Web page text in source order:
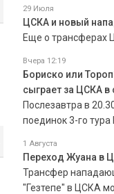
29 Июля
ЦСКА и новый
Еще о трансферах
Вчера 12:19
Бориско или
сыграет за ЦСКА
Послезавтра в
поединок 3-го
1 Августа
Переход Жуана в
Трансфер
"Гезтепе" в ЦСКА